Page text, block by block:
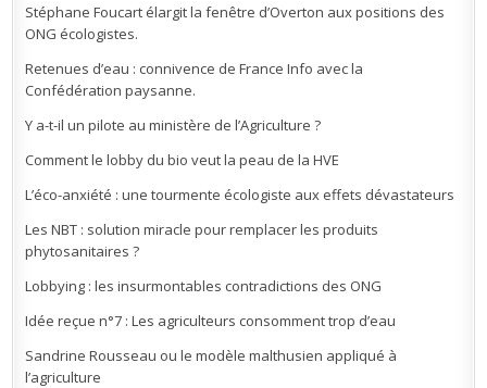
Stéphane Foucart élargit la fenêtre d’Overton aux positions des
ONG écologistes.
Retenues d’eau : connivence de France Info avec la
Confédération paysanne.
Y a-t-il un pilote au ministère de l’Agriculture ?
Comment le lobby du bio veut la peau de la HVE
L’éco-anxiété : une tourmente écologiste aux effets dévastateurs
Les NBT : solution miracle pour remplacer les produits
phytosanitaires ?
Lobbying : les insurmontables contradictions des ONG
Idée reçue n°7 : Les agriculteurs consomment trop d’eau
Sandrine Rousseau ou le modèle malthusien appliqué à
l’agriculture